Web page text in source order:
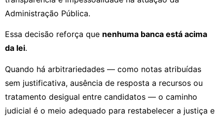
Administração Pública.
Essa decisão reforça que nenhuma banca está acima
da lei.
Quando há arbitrariedades — como notas atribuídas
sem justificativa, ausência de resposta a recursos ou
tratamento desigual entre candidatos — o caminho
judicial é o meio adequado para restabelecer a justiça e